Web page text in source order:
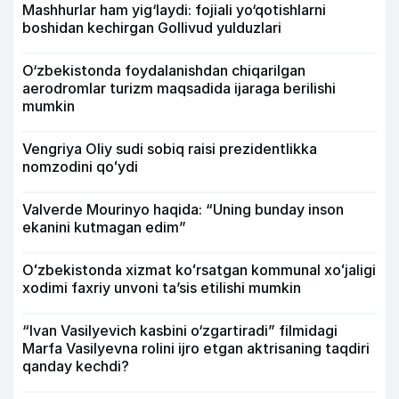
Mashhurlar ham yig‘laydi: fojiali yo‘qotishlarni
boshidan kechirgan Gollivud yulduzlari
O‘zbekistonda foydalanishdan chiqarilgan
aerodromlar turizm maqsadida ijaraga berilishi
mumkin
Vengriya Oliy sudi sobiq raisi prezidentlikka
nomzodini qoʻydi
Valverde Mourinyo haqida: “Uning bunday inson
ekanini kutmagan edim”
Oʻzbekistonda xizmat koʻrsatgan kommunal xoʻjaligi
xodimi faxriy unvoni taʼsis etilishi mumkin
“Ivan Vasilyevich kasbini o‘zgartiradi” filmidagi
Marfa Vasilyevna rolini ijro etgan aktrisaning taqdiri
qanday kechdi?